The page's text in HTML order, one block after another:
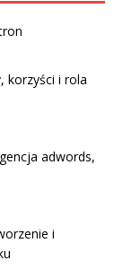
korzyści i rola
adwords,
i